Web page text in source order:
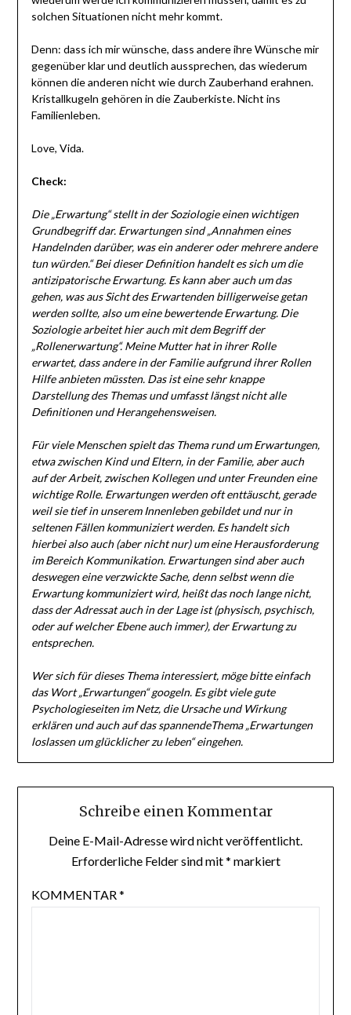
solchen Situationen nicht mehr kommt.
Denn: dass ich mir wünsche, dass andere ihre Wünsche mir
gegenüber klar und deutlich aussprechen, das wiederum
können die anderen nicht wie durch Zauberhand erahnen.
Kristallkugeln gehören in die Zauberkiste. Nicht ins
Familienleben.
Love, Vida.
Check:
Die „Erwartung“ stellt in der Soziologie einen wichtigen
Grundbegriff dar. Erwartungen sind „Annahmen eines
Handelnden darüber, was ein anderer oder mehrere andere
tun würden.“ Bei dieser Definition handelt es sich um die
antizipatorische Erwartung. Es kann aber auch um das
gehen, was aus Sicht des Erwartenden billigerweise getan
werden sollte, also um eine bewertende Erwartung. Die
Soziologie arbeitet hier auch mit dem Begriff der
„Rollenerwartung“. Meine Mutter hat in ihrer Rolle
erwartet, dass andere in der Familie aufgrund ihrer Rollen
Hilfe anbieten müssten. Das ist eine sehr knappe
Darstellung des Themas und umfasst längst nicht alle
Definitionen und Herangehensweisen.
Für viele Menschen spielt das Thema rund um Erwartungen,
etwa zwischen Kind und Eltern, in der Familie, aber auch
auf der Arbeit, zwischen Kollegen und unter Freunden eine
wichtige Rolle. Erwartungen werden oft enttäuscht, gerade
weil sie tief in unserem Innenleben gebildet und nur in
seltenen Fällen kommuniziert werden. Es handelt sich
hierbei also auch (aber nicht nur) um eine Herausforderung
im Bereich Kommunikation. Erwartungen sind aber auch
deswegen eine verzwickte Sache, denn selbst wenn die
Erwartung kommuniziert wird, heißt das noch lange nicht,
dass der Adressat auch in der Lage ist (physisch, psychisch,
oder auf welcher Ebene auch immer), der Erwartung zu
entsprechen.
Wer sich für dieses Thema interessiert, möge bitte einfach
das Wort „Erwartungen“ googeln. Es gibt viele gute
Psychologieseiten im Netz, die Ursache und Wirkung
erklären und auch auf das spannendeThema „Erwartungen
loslassen um glücklicher zu leben“ eingehen.
Schreibe einen Kommentar
Deine E-Mail-Adresse wird nicht veröffentlicht.
Erforderliche Felder sind mit* markiert
KOMMENTAR*